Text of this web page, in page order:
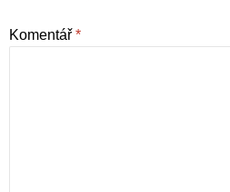
Komentář *